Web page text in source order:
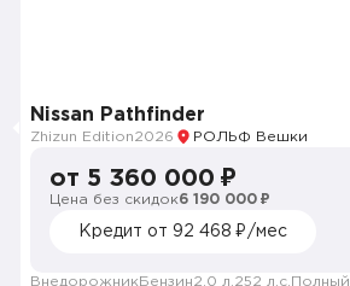
Nissan Pathfinder
Zhizun Edition2026 РОЛЬФ Вешки
от 5 360 000 ₽
Цена без скидок6 190 000 ₽
Кредит от 92 468 ₽/мес
Внедорожник Бензин2.0 л. 252 л.с. Полный